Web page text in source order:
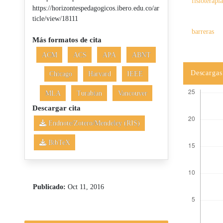
https://horizontespedagogicos.ibero.edu.co/ar
ticle/view/18111
Más formatos de cita
ACM ACS APA ABNT
Chicago Harvard IEEE
MLA Turabian Vancouver
Descargar cita
Endnote/Zotero/Mendeley (RIS)
BibTeX
Publicado: Oct 11, 2016
barreras
Descargas